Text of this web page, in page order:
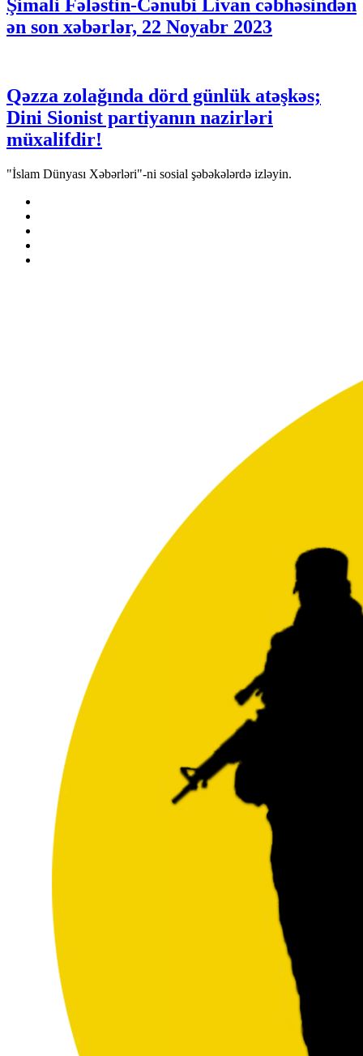
Şimali Fələstin-Cənubi Livan cəbhəsindən
ən son xəbərlər, 22 Noyabr 2023
Qəzza zolağında dörd günlük atəşkəs;
Dini Sionist partiyanın nazirləri
müxalifdir!
"İslam Dünyası Xəbərləri"-ni sosial şəbəkələrdə izləyin.